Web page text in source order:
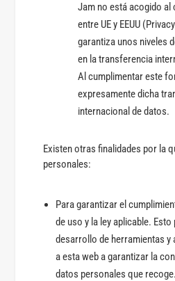
Jam no está acogido al
entre UE y EEUU
garantiza unos niveles
en la transferencia
Al cumplimentar este
expresamente dicha
internacional de datos.
Existen otras finalidades por la
personales:
Para garantizar el
de uso y la ley aplicable. Esto
desarrollo de herramientas y
a esta web a garantizar la
datos personales que recoge.